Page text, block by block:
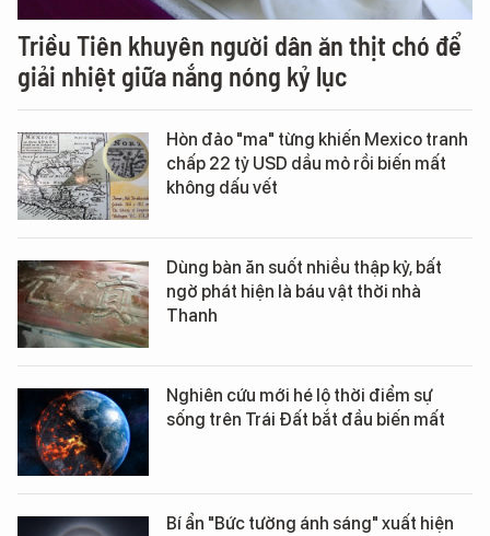
Triều Tiên khuyên người dân ăn thịt chó để
giải nhiệt giữa nắng nóng kỷ lục
Hòn đảo "ma" từng khiến Mexico tranh
chấp 22 tỷ USD dầu mỏ rồi biến mất
không dấu vết
Dùng bàn ăn suốt nhiều thập kỷ, bất
ngờ phát hiện là báu vật thời nhà
Thanh
Nghiên cứu mới hé lộ thời điểm sự
sống trên Trái Đất bắt đầu biến mất
Bí ẩn "Bức tường ánh sáng" xuất hiện